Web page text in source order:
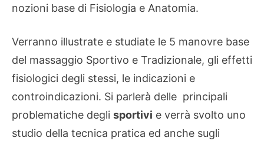
nozioni base di Fisiologia e Anatomia.
Verranno illustrate e studiate le 5 manovre base
del massaggio Sportivo e Tradizionale, gli effetti
fisiologici degli stessi, le indicazioni e
controindicazioni. Si parlerà delle principali
problematiche degli sportivi e verrà svolto uno
studio della tecnica pratica ed anche sugli